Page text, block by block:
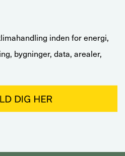
inden for energi,
bygninger, data, arealer,